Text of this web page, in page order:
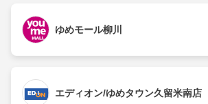
ゆめモール柳川
エディオン/ゆめタウン久留米南店